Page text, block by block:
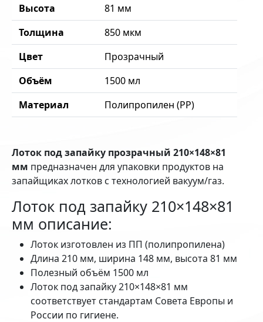
Высота
81 мм
Толщина
850 мкм
Цвет
Прозрачный
Объём
1500 мл
Материал
Полипропилен (PP)
Лоток под запайку прозрачный 210×148×81
мм предназначен для упаковки продуктов на
запайщиках лотков с технологией вакуум/газ.
Лоток под запайку 210×148×81
мм описание:
Лоток изготовлен из ПП (полипропилена)
Длина 210 мм, ширина 148 мм, высота 81 мм
Полезный объём 1500 мл
Лоток под запайку 210×148×81 мм
соответствует стандартам Совета Европы и
России по гигиене.